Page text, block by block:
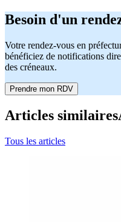
Besoin d'un
Votre rendez-vous en
bénéficiez de notifications
des créneaux.
Prendre mon RDV
Articles similaires
Tous les articles